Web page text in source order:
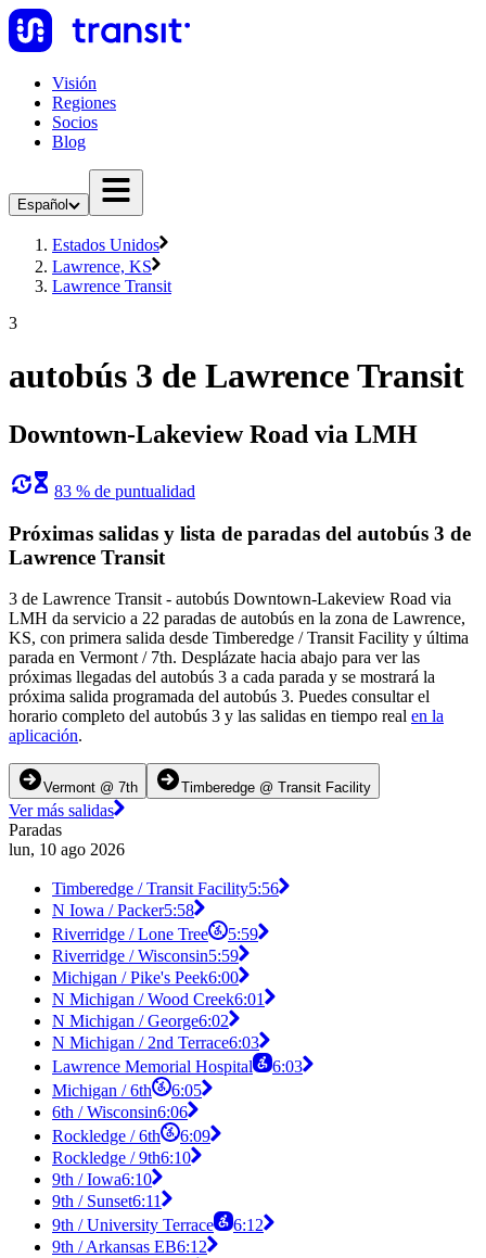
Visión
Regiones
Socios
Blog
Español
Estados Unidos
Lawrence, KS
Lawrence Transit
3
autobús 3 de Lawrence Transit
Downtown-Lakeview Road via LMH
83 % de puntualidad
Próximas salidas y lista de paradas del autobús 3 de
Lawrence Transit
3 de Lawrence Transit - autobús Downtown-Lakeview Road via
LMH da servicio a 22 paradas de autobús en la zona de Lawrence,
KS, con primera salida desde Timberedge / Transit Facility y última
parada en Vermont / 7th. Desplázate hacia abajo para ver las
próximas llegadas del autobús 3 a cada parada y se mostrará la
próxima salida programada del autobús 3. Puedes consultar el
horario completo del autobús 3 y las salidas en tiempo real en la
aplicación.
Vermont @ 7th Timberedge @ Transit Facility
Ver más salidas
Paradas
lun, 10 ago 2026
Timberedge / Transit Facility5:56
N Iowa / Packer5:58
Riverridge / Lone Tree
5:59
Riverridge / Wisconsin5:59
Michigan / Pike's Peek6:00
N Michigan / Wood Creek6:01
N Michigan / George6:02
N Michigan / 2nd Terrace6:03
Lawrence Memorial Hospital
6:03
Michigan / 6th
6:05
6th / Wisconsin6:06
Rockledge / 6th
6:09
Rockledge / 9th6:10
9th / Iowa6:10
9th / Sunset6:11
9th / University Terrace
6:12
9th / Arkansas EB6:12